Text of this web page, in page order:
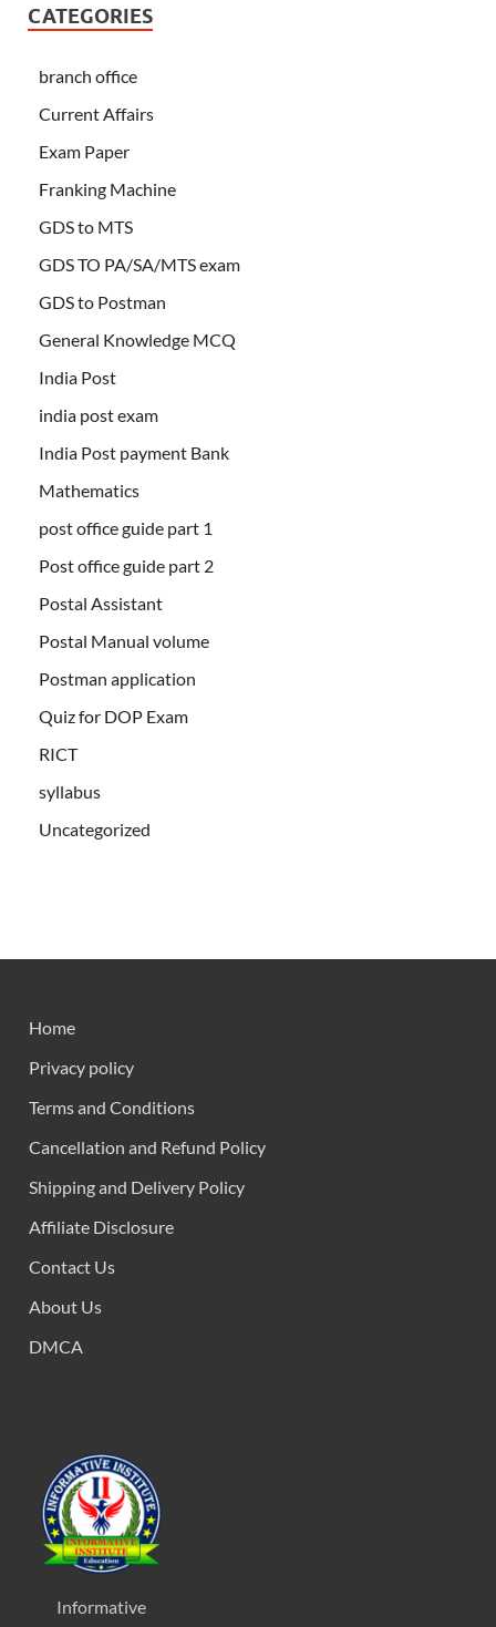
CATEGORIES
branch office
Current Affairs
Exam Paper
Franking Machine
GDS to MTS
GDS TO PA/SA/MTS exam
GDS to Postman
General Knowledge MCQ
India Post
india post exam
India Post payment Bank
Mathematics
post office guide part 1
Post office guide part 2
Postal Assistant
Postal Manual volume
Postman application
Quiz for DOP Exam
RICT
syllabus
Uncategorized
Home
Privacy policy
Terms and Conditions
Cancellation and Refund Policy
Shipping and Delivery Policy
Affiliate Disclosure
Contact Us
About Us
DMCA
Informative